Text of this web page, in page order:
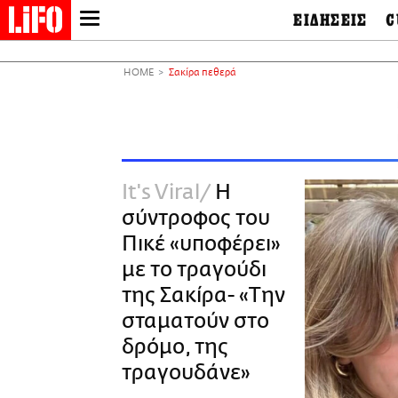
NEWSLETTER
ΑΜΠΑ
PRINT
ΕΙΔΗΣΕΙΣ
TV & Media
Tech &
Science
European Lifo
&
HOME Σακίρα πεθερά
It's Viral
Η
σύντροφος του
Πικέ «υποφέρει»
με το τραγούδι
της Σακίρα- «Την
σταματούν στο
δρόμο, της
τραγουδάνε»